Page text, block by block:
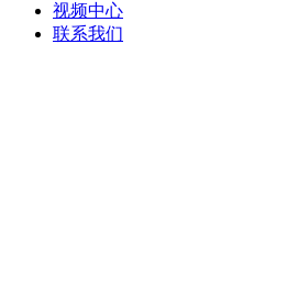
视频中心
联系我们